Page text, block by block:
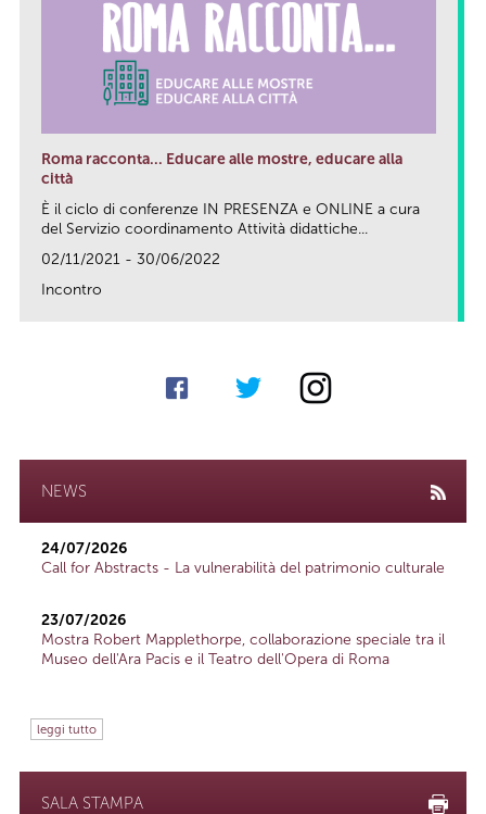
Roma racconta... Educare alle mostre, educare alla
città
È il ciclo di conferenze IN PRESENZA e ONLINE a cura
del Servizio coordinamento Attività didattiche...
02/11/2021 - 30/06/2022
Incontro
NEWS
24/07/2026
Call for Abstracts - La vulnerabilità del patrimonio culturale
23/07/2026
Mostra Robert Mapplethorpe, collaborazione speciale tra il
Museo dell'Ara Pacis e il Teatro dell'Opera di Roma
leggi tutto
SALA STAMPA